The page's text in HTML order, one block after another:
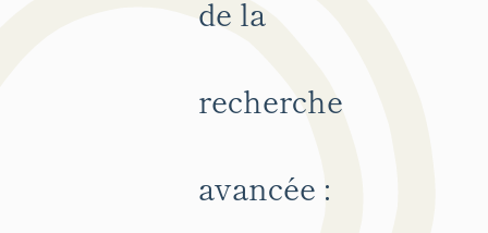
de la
recherche
avancée :